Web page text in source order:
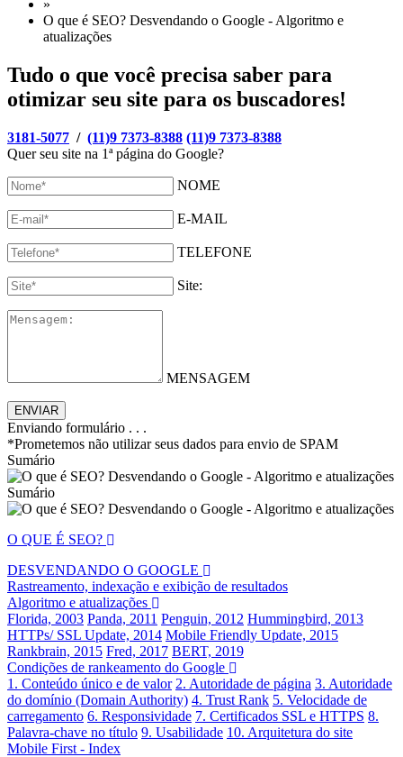
»
O que é SEO? Desvendando o Google - Algoritmo e
atualizações
Tudo o que você precisa saber para
otimizar seu site para os buscadores!
3181-5077 / (11)9 7373-8388 (11)9 7373-8388
Quer seu site na 1ª página do Google?
NOME
E-MAIL
TELEFONE
Site:
MENSAGEM
Enviando formulário . . .
*Prometemos não utilizar seus dados para envio de SPAM
Sumário
Sumário
O QUE É SEO?
DESVENDANDO O GOOGLE
Rastreamento, indexação e exibição de resultados
Algoritmo e atualizações
Florida, 2003 Panda, 2011 Penguin, 2012 Hummingbird, 2013
HTTPs/ SSL Update, 2014 Mobile Friendly Update, 2015
Rankbrain, 2015 Fred, 2017 BERT, 2019
Condições de rankeamento do Google
1. Conteúdo único e de valor 2. Autoridade de página 3. Autoridade
do domínio (Domain Authority) 4. Trust Rank 5. Velocidade de
carregamento 6. Responsividade 7. Certificados SSL e HTTPS 8.
Palavra-chave no título 9. Usabilidade 10. Arquitetura do site
Mobile First - Index